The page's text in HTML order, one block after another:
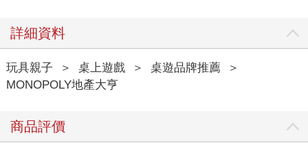
詳細資料
玩具親子 ＞ 桌上遊戲 ＞ 桌遊品牌推薦
＞
MONOPOLY地產大亨
商品評價